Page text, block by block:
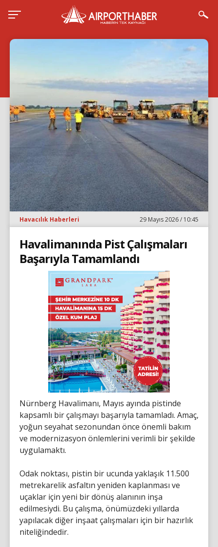
Havacılık Haberleri 29 Mayıs 2026 / 10:45
Havalimanında Pist Çalışmaları
Başarıyla Tamamlandı
Nürnberg Havalimanı, Mayıs ayında pistinde
kapsamlı bir çalışmayı başarıyla tamamladı. Amaç,
yoğun seyahat sezonundan önce önemli bakım
ve modernizasyon önlemlerini verimli bir şekilde
uygulamaktı.
Odak noktası, pistin bir ucunda yaklaşık 11.500
metrekarelik asfaltın yeniden kaplanması ve
uçaklar için yeni bir dönüş alanının inşa
edilmesiydi. Bu çalışma, önümüzdeki yıllarda
yapılacak diğer inşaat çalışmaları için bir hazırlık
niteliğindedir.